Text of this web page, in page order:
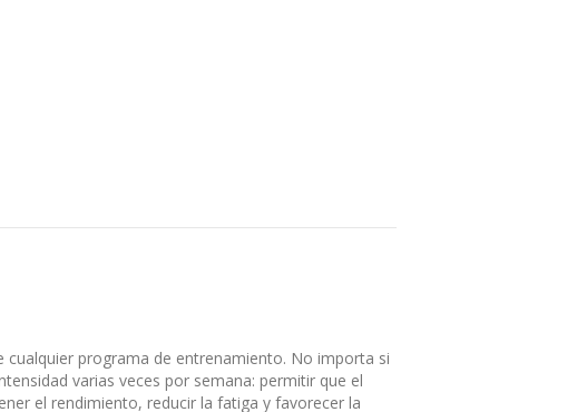
programa de entrenamiento. No importa si
varias veces por semana: permitir que el
el rendimiento, reducir la fatiga y favorecer la